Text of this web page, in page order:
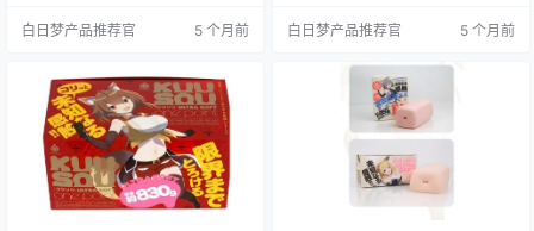
接着往下看。
白日梦产品推荐官 5 个月前
飞机杯的各个方面吧。
白日梦产品推荐官 5 个月前